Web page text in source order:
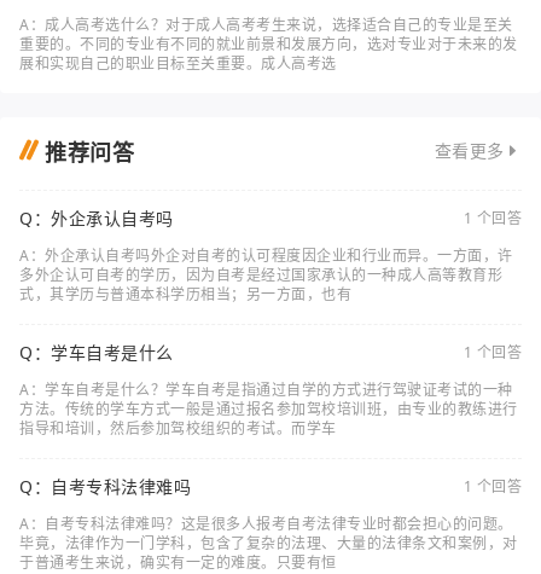
A：成人高考选什么？对于成人高考考生来说，选择适合自己的专业是至关
重要的。不同的专业有不同的就业前景和发展方向，选对专业对于未来的发
展和实现自己的职业目标至关重要。成人高考选
推荐问答 查看更多
Q：外企承认自考吗
1 个回答
A：外企承认自考吗外企对自考的认可程度因企业和行业而异。一方面，许
多外企认可自考的学历，因为自考是经过国家承认的一种成人高等教育形
式，其学历与普通本科学历相当；另一方面，也有
Q：学车自考是什么
1 个回答
A：学车自考是什么？学车自考是指通过自学的方式进行驾驶证考试的一种
方法。传统的学车方式一般是通过报名参加驾校培训班，由专业的教练进行
指导和培训，然后参加驾校组织的考试。而学车
Q：自考专科法律难吗
1 个回答
A：自考专科法律难吗？这是很多人报考自考法律专业时都会担心的问题。
毕竟，法律作为一门学科，包含了复杂的法理、大量的法律条文和案例，对
于普通考生来说，确实有一定的难度。只要有恒